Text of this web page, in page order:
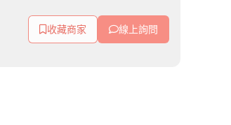
收藏商家 線上詢問